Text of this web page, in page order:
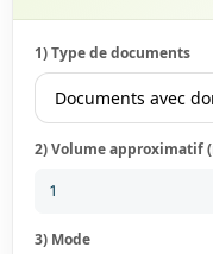
1) Type de documents
2) Volume approximatif
3) Mode